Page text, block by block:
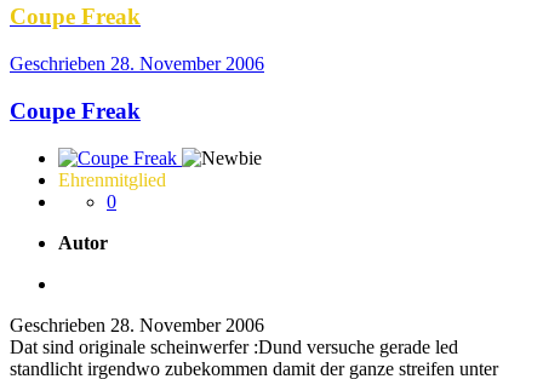
Coupe Freak
Geschrieben 28. November 2006
Coupe Freak
Ehrenmitglied
0
Autor
Geschrieben 28. November 2006
Dat sind originale scheinwerfer :Dund versuche gerade led
standlicht irgendwo zubekommen damit der ganze streifen unter